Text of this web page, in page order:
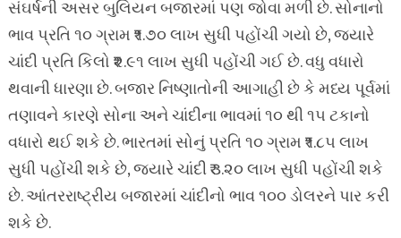
સંઘર્ષની અસર બુલિયન બજારમાં પણ જોવા મળી છે. સોનાનો
ભાવ પ્રતિ ૧૦ ગ્રામ ₹૧.૭૦ લાખ સુધી પહોંચી ગયો છે, જ્યારે
ચાંદી પ્રતિ કિલો ₹૨.૯૧ લાખ સુધી પહોંચી ગઈ છે. વધુ વધારો
થવાની ધારણા છે. બજાર નિષ્ણાતોની આગાહી છે કે મધ્ય પૂર્વમાં
તણાવને કારણે સોના અને ચાંદીના ભાવમાં ૧૦ થી ૧૫ ટકાનો
વધારો થઈ શકે છે. ભારતમાં સોનું પ્રતિ ૧૦ ગ્રામ ₹૧.૮૫ લાખ
સુધી પહોંચી શકે છે, જ્યારે ચાંદી ₹૩.૨૦ લાખ સુધી પહોંચી શકે
છે. આંતરરાષ્ટ્રીય બજારમાં ચાંદીનો ભાવ ૧૦૦ ડોલરને પાર કરી
શકે છે.